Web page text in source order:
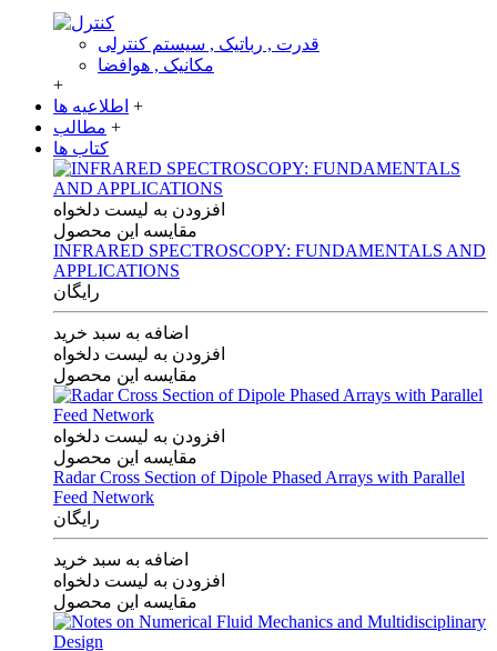
قدرت , رباتیک , سیستم کنترلی
مکانیک , هوافضا
+
اطلاعیه ها +
مطالب +
کتاب ها
افزودن به لیست دلخواه
مقایسه این محصول
INFRARED SPECTROSCOPY: FUNDAMENTALS AND
APPLICATIONS
رایگان
اضافه به سبد خرید
افزودن به لیست دلخواه
مقایسه این محصول
افزودن به لیست دلخواه
مقایسه این محصول
Radar Cross Section of Dipole Phased Arrays with Parallel
Feed Network
رایگان
اضافه به سبد خرید
افزودن به لیست دلخواه
مقایسه این محصول